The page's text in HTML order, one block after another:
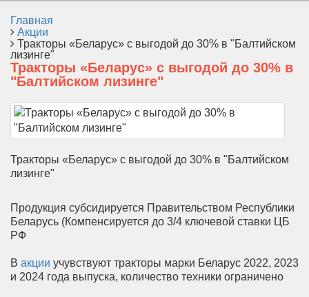
Главная
Акции
Тракторы «Беларус» с выгодой до 30% в "Балтийском
лизинге"
Тракторы «Беларус» с выгодой до 30% в
"Балтийском лизинге"
Тракторы «Беларус» с выгодой до 30% в "Балтийском
лизинге"
Продукция субсидируется Правительством Республики
Беларусь (Компенсируется до 3/4 ключевой ставки ЦБ
РФ
В акции учувствуют тракторы марки Беларус 2022, 2023
и 2024 года выпуска, количество техники ограничено